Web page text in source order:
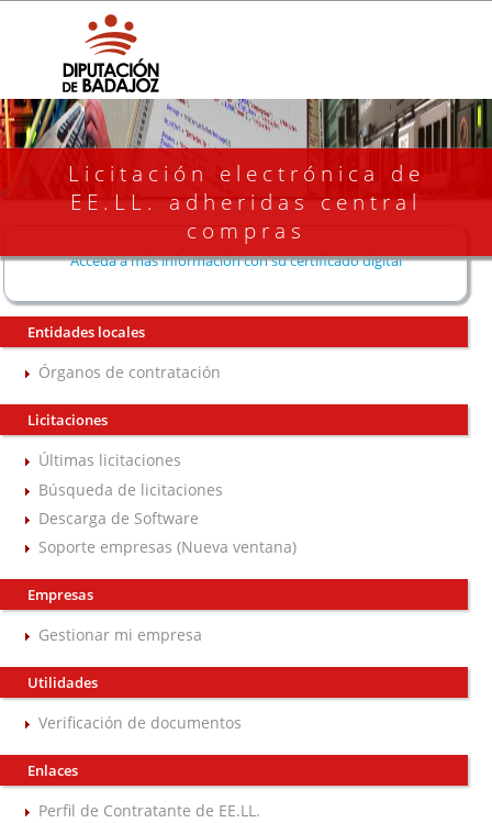
Licitación electrónica de
EE.LL. adheridas central
compras
Acceda a más información con su certificado digital
Entidades locales
Órganos de contratación
Licitaciones
Últimas licitaciones
Búsqueda de licitaciones
Descarga de Software
Soporte empresas (Nueva ventana)
Empresas
Gestionar mi empresa
Utilidades
Verificación de documentos
Enlaces
Perfil de Contratante de EE.LL.